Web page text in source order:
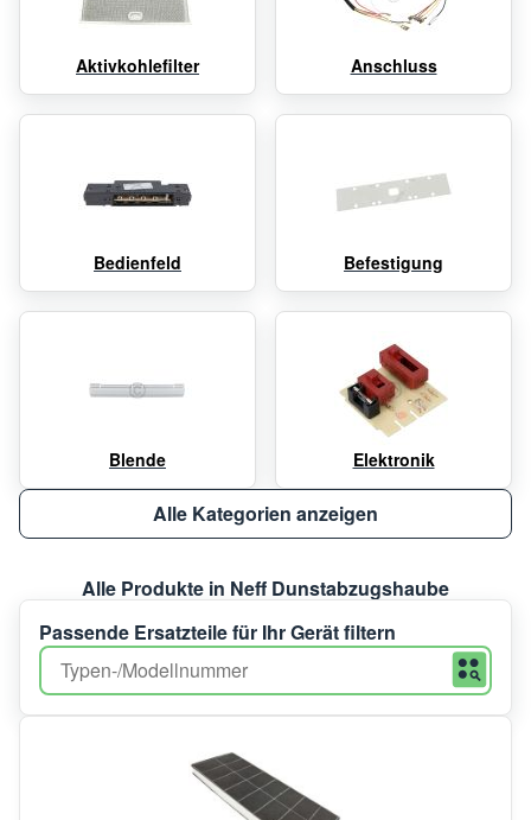
Aktivkohlefilter Anschluss
Bedienfeld Befestigung
Blende Elektronik
Alle Kategorien anzeigen
Alle Produkte in Neff Dunstabzugshaube
Passende Ersatzteile für Ihr Gerät filtern